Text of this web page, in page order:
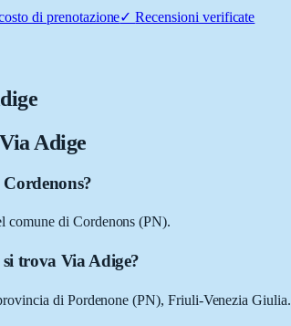
di prenotazione✓Recensioni verificate
Via Adige
comune di Cordenons (PN).
trova Via Adige?
di Pordenone (PN), Friuli-Venezia Giulia.